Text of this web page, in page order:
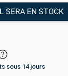
SERA EN STOCK
sous 14 jours